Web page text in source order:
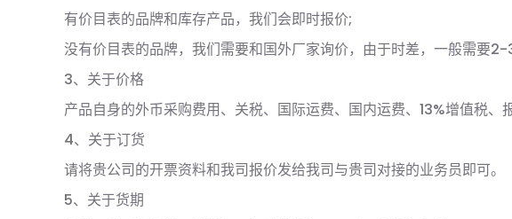
有价目表的品牌和库存产品，我们会即时报价;
没有价目表的品牌，我们需要和国外厂家询价，由于时差，一般需要2-
3、关于价格
产品自身的外币采购费用、关税、国际运费、国内运费、13%增值税、
4、关于订货
请将贵公司的开票资料和我司报价发给我司与贵司对接的业务员即可。
5、关于货期